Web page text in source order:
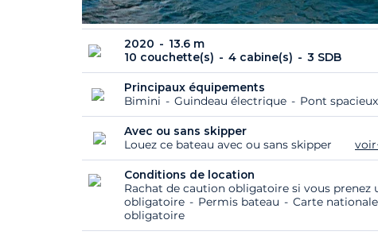
2020
13.6 m
10 couchette(s)
4 cabine(s) 3 SDB
Principaux équipements
Bimini
Guindeau électrique Pont spacieux
Avec ou sans skipper
Louez ce bateau avec ou sans skipper
Conditions de location
Rachat de caution obligatoire si vous prenez
obligatoire
Permis bateau
Carte
obligatoire